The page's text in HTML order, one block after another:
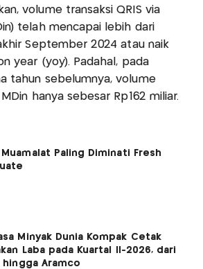
volume transaksi QRIS via
telah mencapai lebih dari
September 2024 atau naik
year (yoy). Padahal, pada
tahun sebelumnya, volume
hanya sebesar Rp162 miliar.
Muamalat Paling Diminati Fresh
Minyak Dunia Kompak Cetak
Laba pada Kuartal II-2026, dari
hingga Aramco